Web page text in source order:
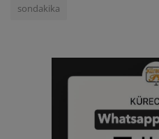
sondakika